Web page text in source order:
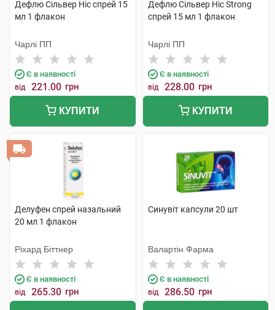
Дефлю Сільвер Ніс спрей 15
мл 1 флакон
Чарлі ПП
Є в наявності
від 221.00 грн
КУПИТИ
Дефлю Сільвер Ніс Strong
спрей 15 мл 1 флакон
Чарлі ПП
Є в наявності
від 228.00 грн
КУПИТИ
Делуфен спрей назальний
20 мл 1 флакон
Ріхард Біттнер
Є в наявності
від 265.30 грн
Синувіт капсули 20 шт
Валартін Фарма
Є в наявності
від 286.50 грн